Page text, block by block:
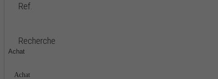
Ref.
Recherche
Achat
Achat